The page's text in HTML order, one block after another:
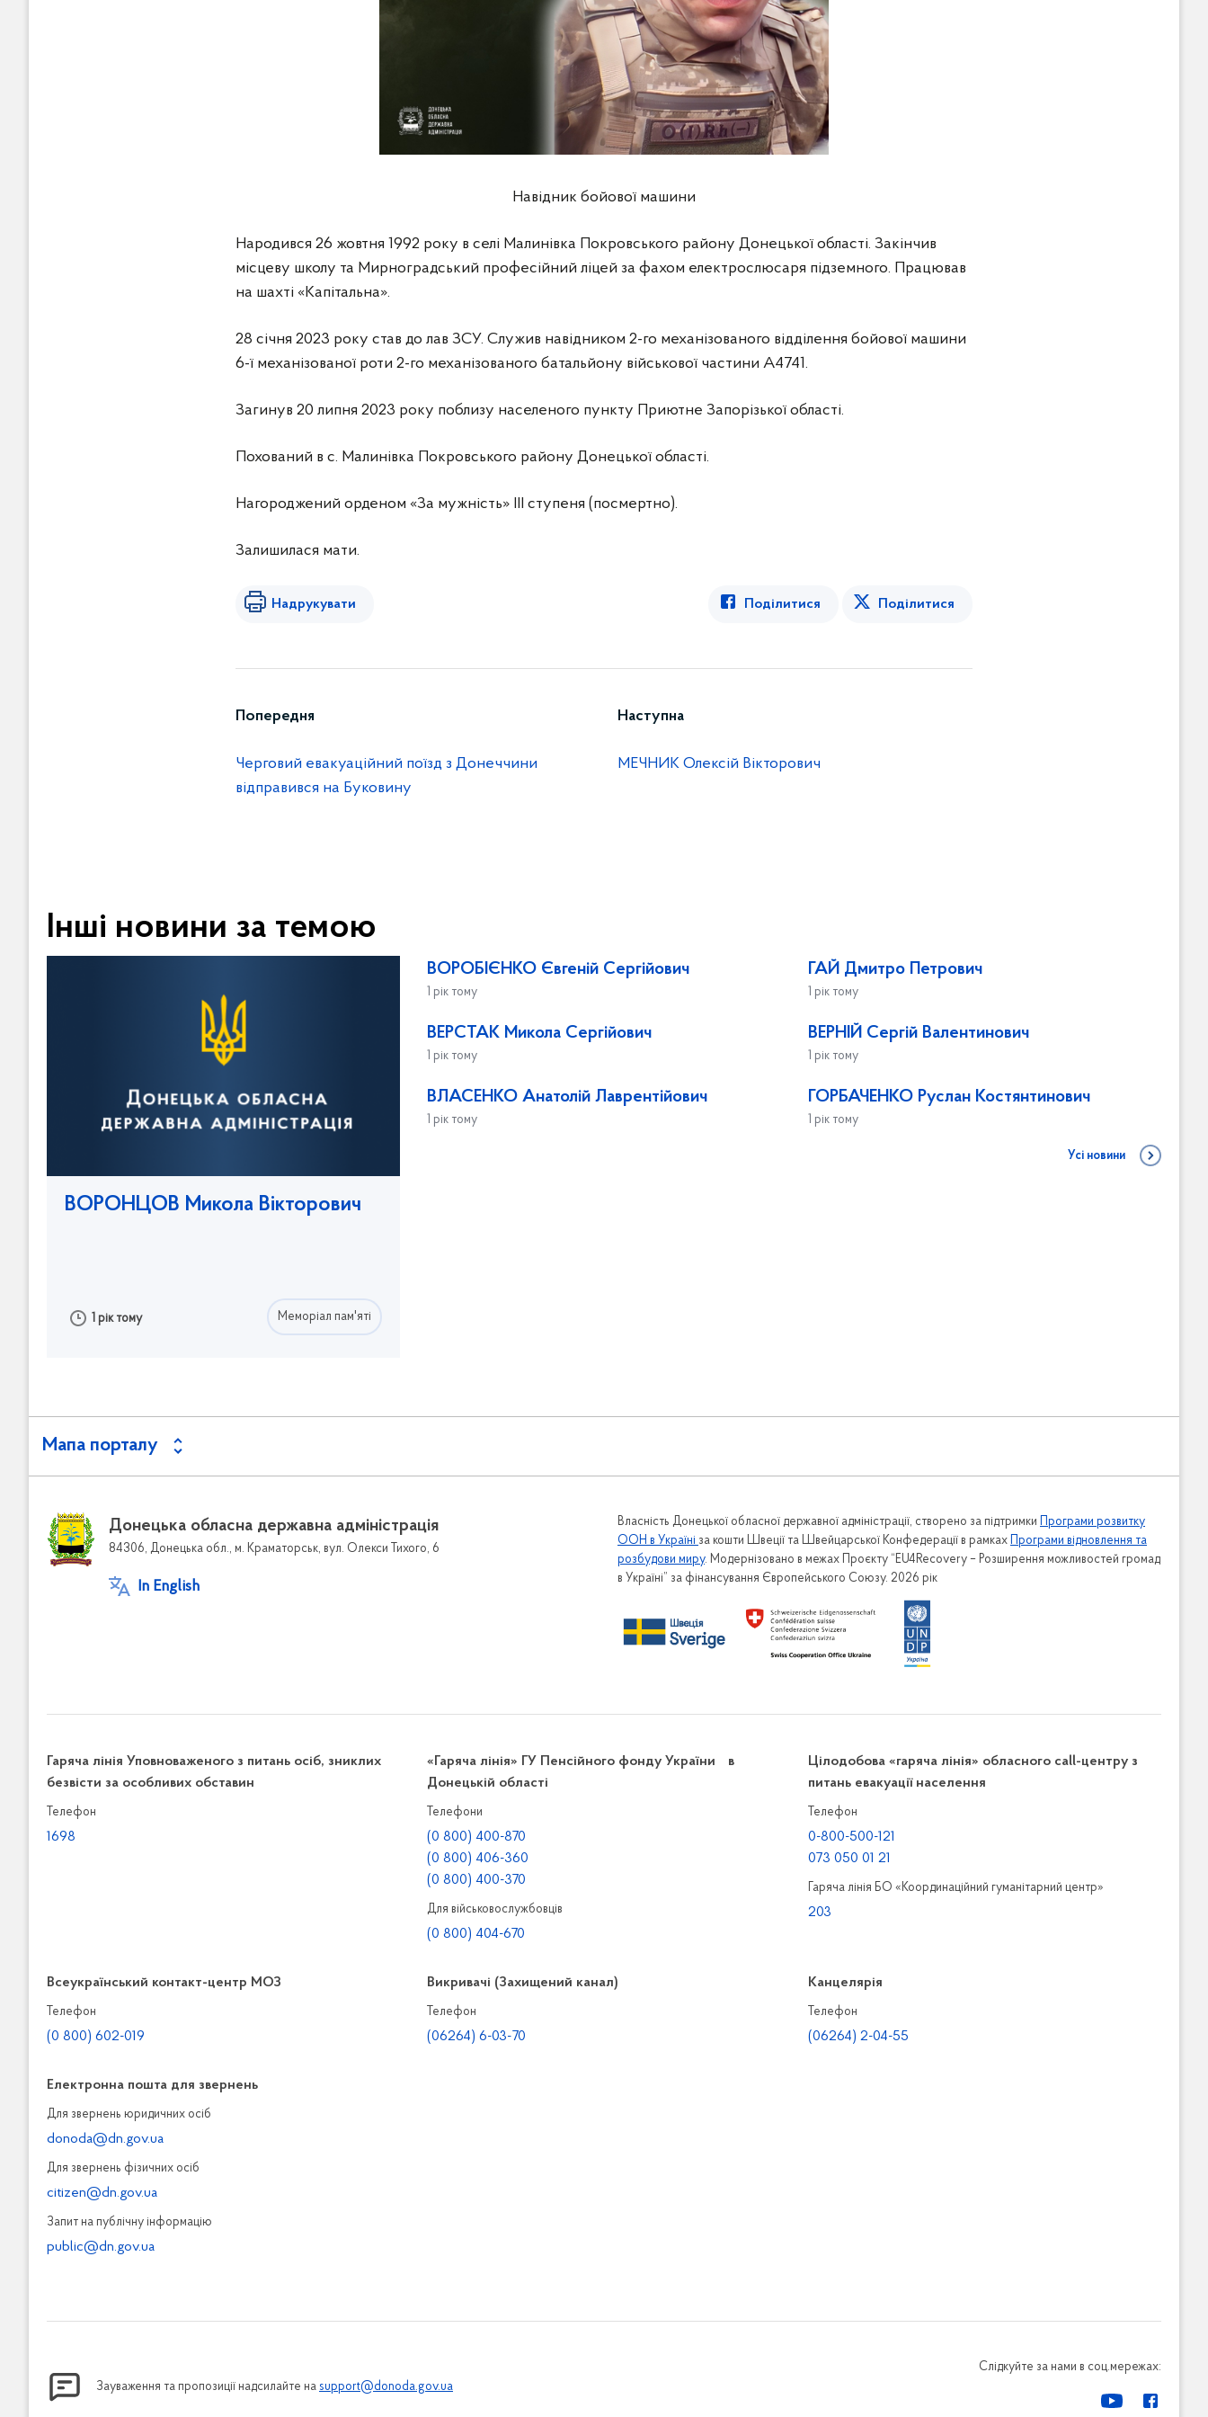
Навідник бойової машини
Народився 26 жовтня 1992 року в селі Малинівка Покровського району Донецької області. Закінчив
місцеву школу та Мирноградський професійний ліцей за фахом електрослюсаря підземного. Працював
на шахті «Капітальна».
28 січня 2023 року став до лав ЗСУ. Служив навідником 2-го механізованого відділення бойової машини
6-ї механізованої роти 2-го механізованого батальйону військової частини А4741.
Загинув 20 липня 2023 року поблизу населеного пункту Приютне Запорізької області.
Похований в с. Малинівка Покровського району Донецької області.
Нагороджений орденом «За мужність» III ступеня (посмертно).
Залишилася мати.
Надрукувати Поділитися Поділитися
Попередня
Черговий евакуаційний поїзд з Донеччини
відправився на Буковину
Наступна
МЕЧНИК Олексій Вікторович
Інші новини за темою
ВОРОНЦОВ Микола Вікторович
1 рік тому Меморіал пам'яті
ВОРОБІЄНКО Євгеній Сергійович
1 рік тому
ГАЙ Дмитро Петрович
1 рік тому
ВЕРСТАК Микола Сергійович
1 рік тому
ВЕРНІЙ Сергій Валентинович
1 рік тому
ВЛАСЕНКО Анатолій Лаврентійович
1 рік тому
ГОРБАЧЕНКО Руслан Костянтинович
1 рік тому
Усі новини
Мапа порталу
Донецька обласна державна адміністрація
84306, Донецька обл., м. Краматорськ, вул. Олекси Тихого, 6
In English
Власність Донецької обласної державної адміністрації, створено за підтримки Програми розвитку
ООН в Україні за кошти Швеції та Швейцарської Конфедерації в рамках Програми відновлення та
розбудови миру. Модернізовано в межах Проєкту “EU4Recovery – Розширення можливостей громад
в Україні” за фінансування Європейського Союзу. 2026 рік
Гаряча лінія Уповноваженого з питань осіб, зниклих
безвісти за особливих обставин
Телефон
1698
«Гаряча лінія» ГУ Пенсійного фонду України в
Донецькій області
Телефони
(0 800) 400-870
(0 800) 406-360
(0 800) 400-370
Для військовослужбовців
(0 800) 404-670
Цілодобова «гаряча лінія» обласного call-центру з
питань евакуації населення
Телефон
0-800-500-121
073 050 01 21
Гаряча лінія БО «Координаційний гуманітарний центр»
203
Всеукраїнський контакт-центр МОЗ
Телефон
(0 800) 602-019
Викривачі (Захищений канал)
Телефон
(06264) 6-03-70
Канцелярiя
Телефон
(06264) 2-04-55
Електронна пошта для звернень
Для звернень юридичних осiб
donoda@dn.gov.ua
Для звернень фізичних осiб
citizen@dn.gov.ua
Запит на публiчну інформацiю
public@dn.gov.ua
Зауваження та пропозиції надсилайте на support@donoda.gov.ua
Слідкуйте за нами в соц.мережах: